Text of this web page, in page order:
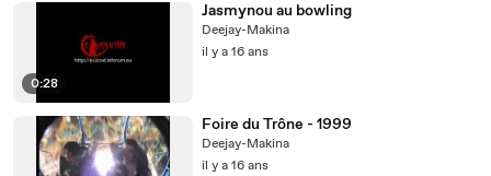
0:28
Jasmynou au bowling
Deejay-Makina
il y a 16 ans
Foire du Trône - 1999
Deejay-Makina
il y a 16 ans